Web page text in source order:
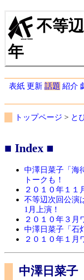
不等
年
表紙 更新 話題 紹介
トップページ > と
■ Index ■
中澤日菜子「海
トークも！
２０１０年１１
不等辺次回公演
1月上演！
２０１０年３
中澤日菜子「石
２０１０年１月
中澤日菜子